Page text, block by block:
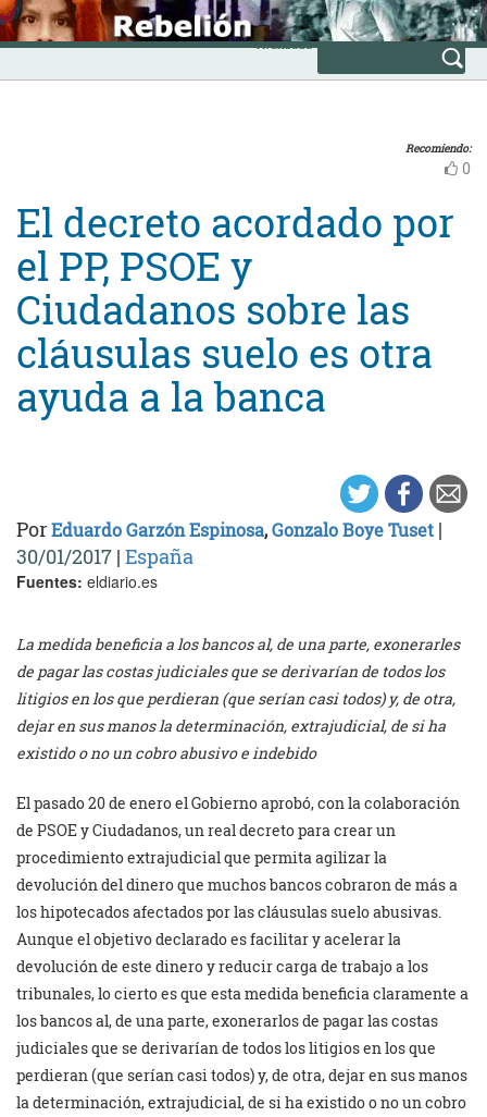
Skip
to
content
INICIO
Avanzada
Recomiendo:
0
El decreto acordado por
el PP, PSOE y
Ciudadanos sobre las
cláusulas suelo es otra
ayuda a la banca
PorEduardo Garzón Espinosa,Gonzalo Boye Tuset |
30/01/2017 | España
Fuentes: eldiario.es
La medida beneficia a los bancos al, de una parte, exonerarles
de pagar las costas judiciales que se derivarían de todos los
litigios en los que perdieran (que serían casi todos) y, de otra,
dejar en sus manos la determinación, extrajudicial, de si ha
existido o no un cobro abusivo e indebido
El pasado 20 de enero el Gobierno aprobó, con la colaboración
de PSOE y Ciudadanos, un real decreto para crear un
procedimiento extrajudicial que permita agilizar la
devolución del dinero que muchos bancos cobraron de más a
los hipotecados afectados por las cláusulas suelo abusivas.
Aunque el objetivo declarado es facilitar y acelerar la
devolución de este dinero y reducir carga de trabajo a los
tribunales, lo cierto es que esta medida beneficia claramente a
los bancos al, de una parte, exonerarlos de pagar las costas
judiciales que se derivarían de todos los litigios en los que
perdieran (que serían casi todos) y, de otra, dejar en sus manos
la determinación, extrajudicial, de si ha existido o no un cobro